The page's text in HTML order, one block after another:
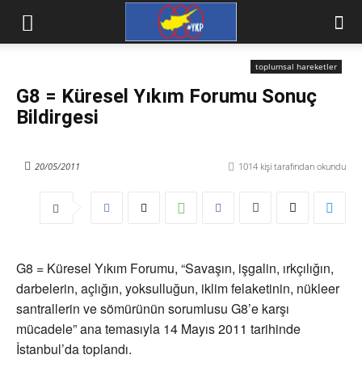
toplumsal hareketler
G8 = Küresel Yıkım Forumu Sonuç
Bildirgesi
1014 kişi tarafından okundu
20/05/2011
G8 = Küresel Yıkım Forumu, “Savaşın, işgalin, ırkçılığın,
darbelerin, açlığın, yoksulluğun, iklim felaketinin, nükleer
santrallerin ve sömürünün sorumlusu G8’e karşı
mücadele” ana temasıyla 14 Mayıs 2011 tarihinde
İstanbul’da toplandı.